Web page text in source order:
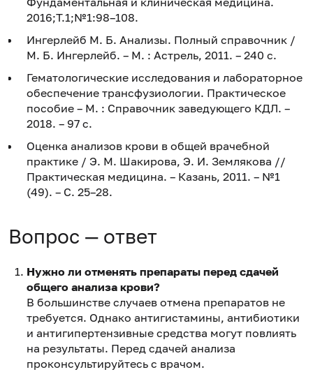
2016;Т.1;№1:98–108.
Ингерлейб М. Б. Анализы. Полный справочник /
М. Б. Ингерлейб. – М. : Астрель, 2011. – 240 с.
Гематологические исследования и лабораторное
обеспечение трансфузиологии. Практическое
пособие – М. : Справочник заведующего КДЛ. –
2018. – 97 с.
Оценка анализов крови в общей врачебной
практике / Э. М. Шакирова, Э. И. Землякова //
Практическая медицина. – Казань, 2011. – №1
(49). – С. 25–28.
Вопрос — ответ
Нужно ли отменять препараты перед сдачей
общего анализа крови?
В большинстве случаев отмена препаратов не
требуется. Однако антигистамины, антибиотики
и антигипертензивные средства могут повлиять
на результаты. Перед сдачей анализа
проконсультируйтесь с врачом.